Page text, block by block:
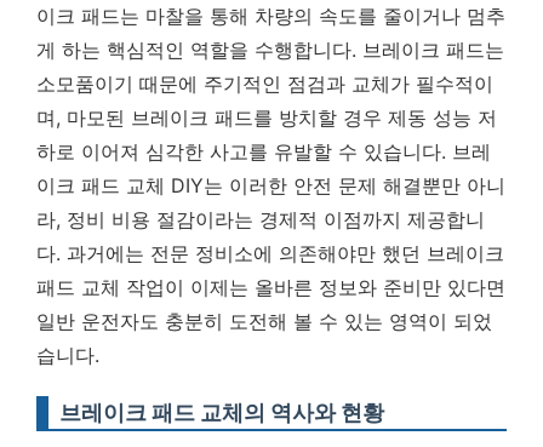
이크 패드는 마찰을 통해 차량의 속도를 줄이거나 멈추
게 하는 핵심적인 역할을 수행합니다. 브레이크 패드는
소모품이기 때문에 주기적인 점검과 교체가 필수적이
며, 마모된 브레이크 패드를 방치할 경우 제동 성능 저
하로 이어져 심각한 사고를 유발할 수 있습니다. 브레
이크 패드 교체 DIY는 이러한 안전 문제 해결뿐만 아니
라, 정비 비용 절감이라는 경제적 이점까지 제공합니
다. 과거에는 전문 정비소에 의존해야만 했던 브레이크
패드 교체 작업이 이제는 올바른 정보와 준비만 있다면
일반 운전자도 충분히 도전해 볼 수 있는 영역이 되었
습니다.
브레이크 패드 교체의 역사와 현황